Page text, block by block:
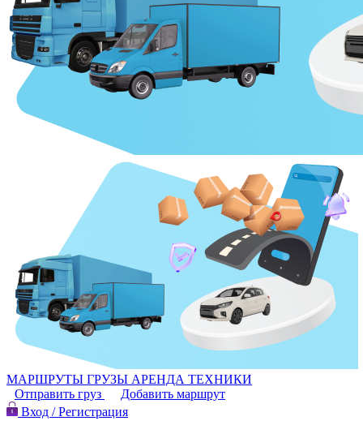
МАРШРУТЫ ГРУЗЫ АРЕНДА ТЕХНИКИ
Отправить груз
Добавить маршрут
Вход / Регистрация